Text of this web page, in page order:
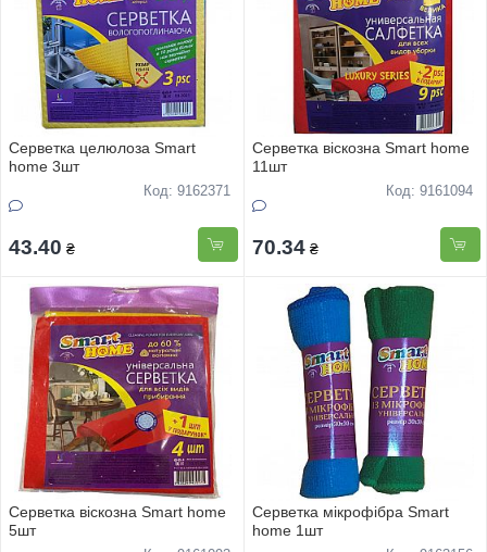
Серветка целюлоза Smart
home 3шт
Код: 9162371
43.40 ₴
Серветка віскозна Smart home
11шт
Код: 9161094
70.34 ₴
Серветка віскозна Smart home
5шт
Серветка мікрофібра Smart
home 1шт